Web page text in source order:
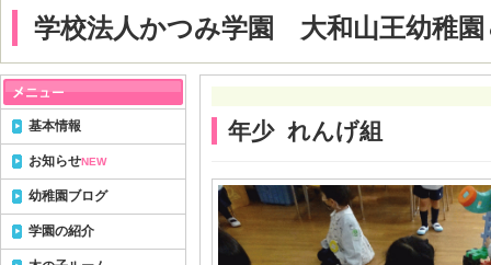
学校法人かつみ学園 大和山王幼稚園
年少 れんげ組
基本情報
お知らせNEW
幼稚園ブログ
学園の紹介